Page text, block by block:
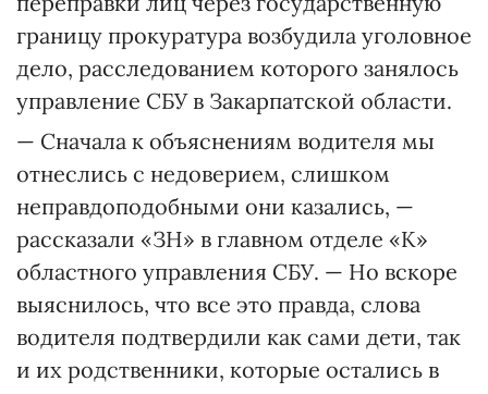
границу прокуратура возбудила уголовное
дело, расследованием которого занялось
управление СБУ в Закарпатской области.
— Сначала к объяснениям водителя мы
отнеслись с недоверием, слишком
неправдоподобными они казались, —
рассказали «ЗН» в главном отделе «К»
областного управления СБУ. — Но вскоре
выяснилось, что все это правда, слова
водителя подтвердили как сами дети, так
и их родственники, которые остались в